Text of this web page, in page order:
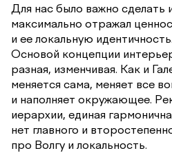
Для нас было важно
максимально отражал
и ее локальную идентичность.
Основой концепции
разная, изменчивая. Как и
меняется сама, меняет все
и наполняет окружающее.
иерархии, единая
нет главного и
про Волгу и локальность.